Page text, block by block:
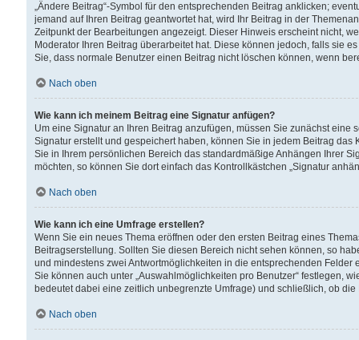
„Ändere Beitrag“-Symbol für den entsprechenden Beitrag anklicken;
jemand auf Ihren Beitrag geantwortet hat, wird Ihr Beitrag in der
Zeitpunkt der Bearbeitungen angezeigt. Dieser Hinweis erscheint nicht,
Moderator Ihren Beitrag überarbeitet hat. Diese können jedoch, falls sie
Sie, dass normale Benutzer einen Beitrag nicht löschen können, wenn
Nach oben
Wie kann ich meinem Beitrag eine Signatur anfügen?
Um eine Signatur an Ihren Beitrag anzufügen, müssen Sie zunächst
Signatur erstellt und gespeichert haben, können Sie in jedem Beitrag
Sie in Ihrem persönlichen Bereich das standardmäßige Anhängen Ihrer
möchten, so können Sie dort einfach das Kontrollkästchen „Signatur
Nach oben
Wie kann ich eine Umfrage erstellen?
Wenn Sie ein neues Thema eröffnen oder den ersten Beitrag eines
Beitragserstellung. Sollten Sie diesen Bereich nicht sehen können, so
und mindestens zwei Antwortmöglichkeiten in die entsprechenden
Sie können auch unter „Auswahlmöglichkeiten pro Benutzer“ festlegen,
bedeutet dabei eine zeitlich unbegrenzte Umfrage) und schließlich, ob
Nach oben